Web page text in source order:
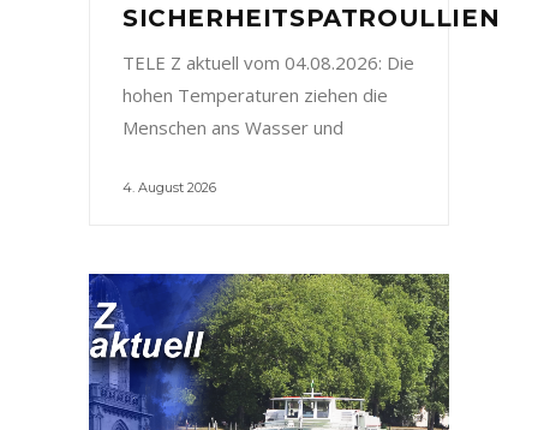
SICHERHEITSPATROULLIEN
TELE Z aktuell vom 04.08.2026: Die
hohen Temperaturen ziehen die
Menschen ans Wasser und
4. August 2026